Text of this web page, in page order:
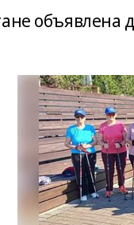
объявлена